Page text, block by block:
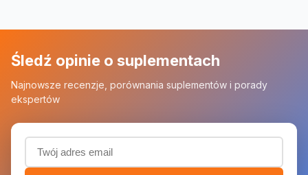
Śledź opinie o suplementach
Najnowsze recenzje, porównania suplementów i porady
ekspertów
Adres email (wymagany)